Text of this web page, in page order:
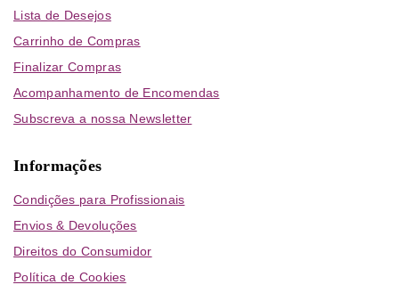
Lista de Desejos
Carrinho de Compras
Finalizar Compras
Acompanhamento de Encomendas
Subscreva a nossa Newsletter
Informações
Condições para Profissionais
Envios & Devoluções
Direitos do Consumidor
Política de Cookies